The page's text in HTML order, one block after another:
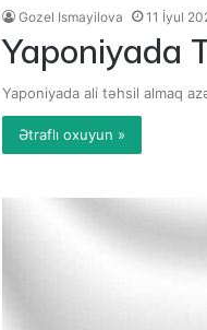
Gozel Ismayilova 11 İyul
Yaponiyada
Yaponiyada ali təhsil almaq
Ətraflı oxuyun »